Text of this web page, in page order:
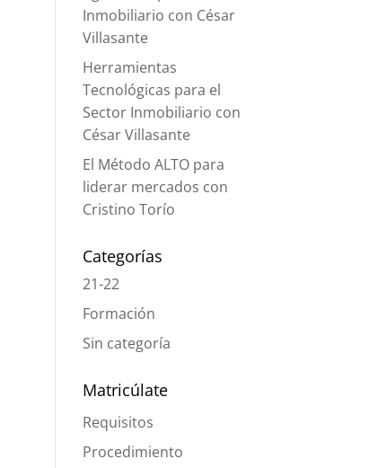
Inmobiliario con César
Villasante
Herramientas
Tecnológicas para el
Sector Inmobiliario con
César Villasante
El Método ALTO para
liderar mercados con
Cristino Torío
Categorías
21-22
Formación
Sin categoría
Matricúlate
Requisitos
Procedimiento